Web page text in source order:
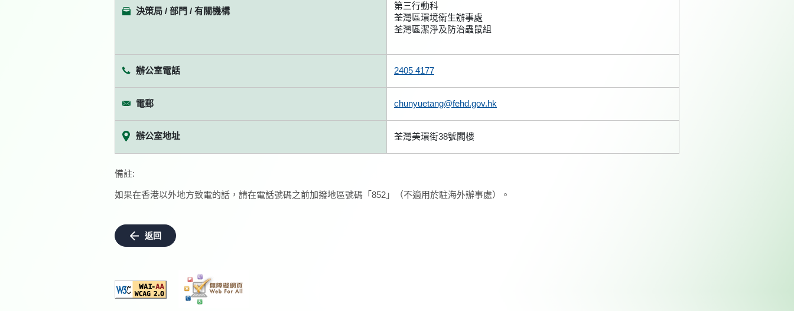
決策局 / 部門 / 有關機構
第三行動科
荃灣區環境衞生辦事處
荃灣區潔淨及防治蟲鼠組
辦公室電話 2405 4177
電郵 chunyuetang@fehd.gov.hk
辦公室地址 荃灣美環街38號閣樓
備註:
如果在香港以外地方致電的話，請在電話號碼之前加撥地區號碼「852」（不適用於駐海外辦事處）。
返回